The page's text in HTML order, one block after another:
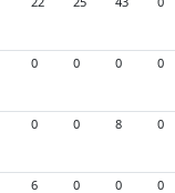
0 0 0 0
0 0 8 0
6 0 0 0